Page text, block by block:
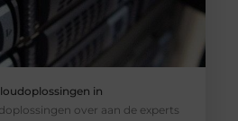
in
over aan de experts